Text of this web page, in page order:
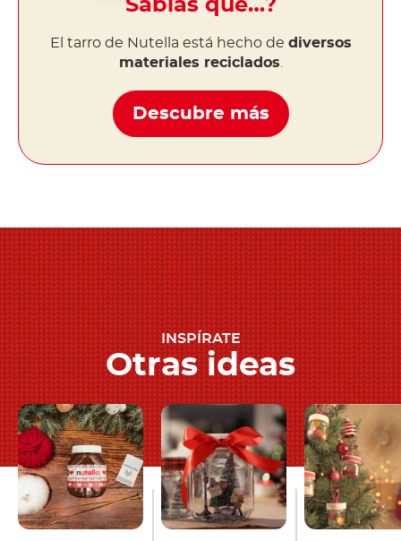
Sabías que…?
El tarro de Nutella está hecho de diversos
materiales reciclados
Descubre más
INSPÍRATE
Otras ideas